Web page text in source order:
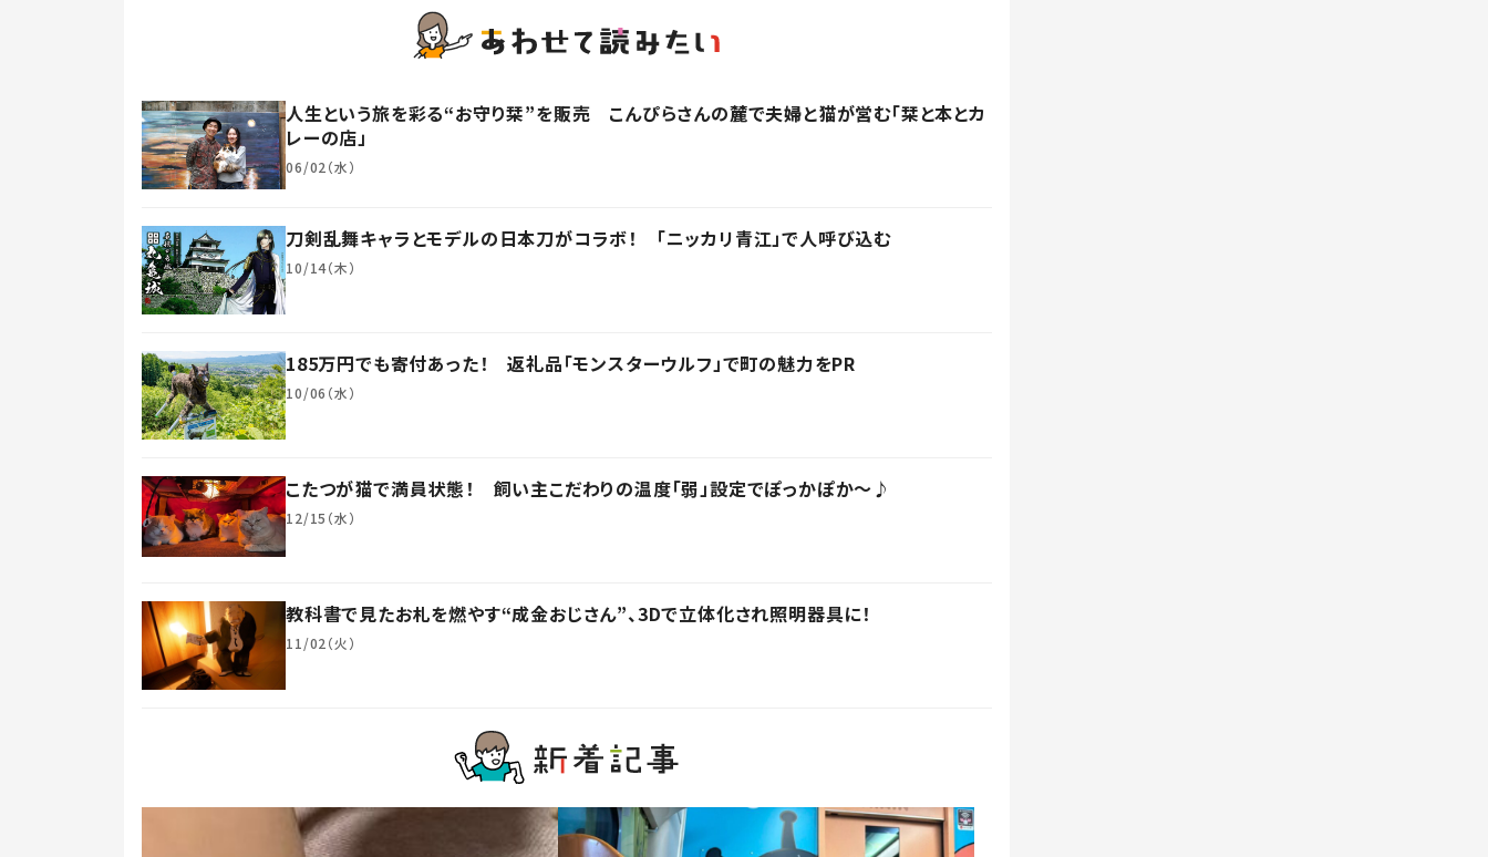
人生という旅を彩る“お守り栞”を販売 こんぴらさんの麓で夫婦と猫が営む「栞と本とカ
レーの店」
06/02（水）
刀剣乱舞キャラとモデルの日本刀がコラボ！ 「ニッカリ青江」で人呼び込む
10/14（木）
185万円でも寄付あった！ 返礼品「モンスターウルフ」で町の魅力をPR
10/06（水）
こたつが猫で満員状態！ 飼い主こだわりの温度「弱」設定でぽっかぽか～♪
12/15（水）
教科書で見たお札を燃やす“成金おじさん”、3Dで立体化され照明器具に！
11/02（火）